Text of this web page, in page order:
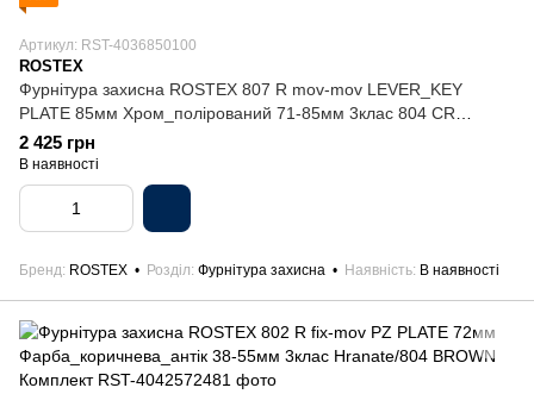
Артикул: RST-4036850100
ROSTEX
Фурнітура захисна ROSTEX 807 R mov-mov LEVER_KEY
PLATE 85мм Хром_полірований 71-85мм 3клас 804 CR
Комплект
2 425 грн
В наявності
Бренд ROSTEX Розділ Фурнітура захисна Наявність В наявності